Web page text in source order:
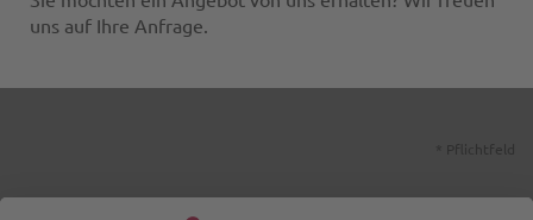
uns auf Ihre Anfrage.